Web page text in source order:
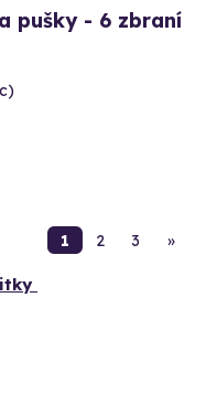
pušky - 6 zbraní
1 2 3 »